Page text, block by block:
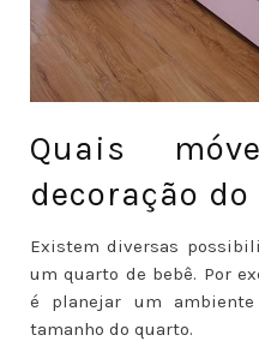
Quais
decoração
Existem diversas
um quarto de bebê. Por
é planejar um
tamanho do quarto.